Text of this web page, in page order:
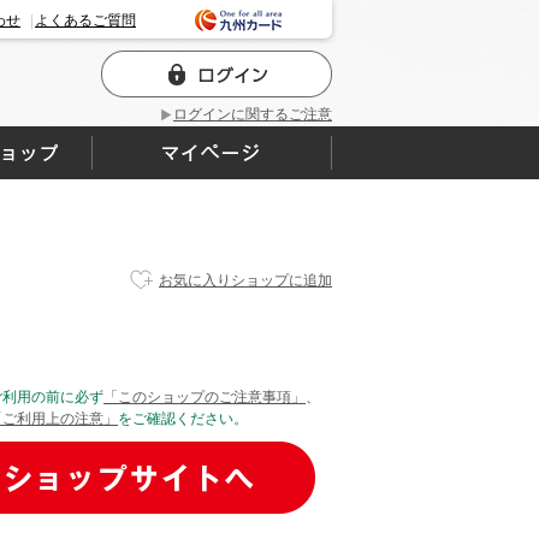
ログインに関するご注意
せ よくあるご質問
お気に入りショップに追加
用の前に必ず 「このショップのご注意事項」 、
利用上の注意」 をご確認ください。